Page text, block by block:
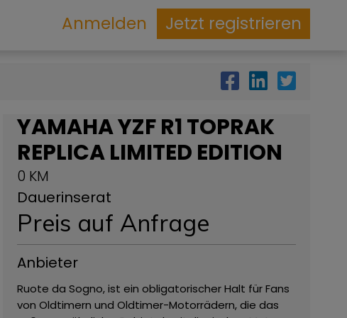
Anmelden Jetzt registrieren
YAMAHA YZF R1 TOPRAK
REPLICA LIMITED EDITION
0 KM
Dauerinserat
Preis auf Anfrage
Anbieter
Ruote da Sogno, ist ein obligatorischer Halt für Fans
von Oldtimern und Oldtimer-Motorrädern, die das